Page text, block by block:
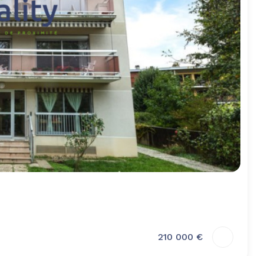
210 000 €